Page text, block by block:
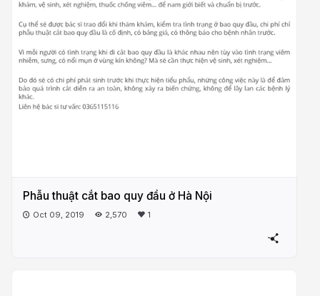
Phẫu thuật cắt bao quy đầu ở Hà Nội
Oct 09, 2019 2,570 1